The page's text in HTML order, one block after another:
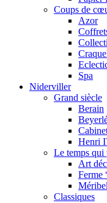
Coups de
Azor
Spa
Niderviller
Grand siècle
Berain
Henri
Le temps qui
Art
Ferme
Méribel
Classiques